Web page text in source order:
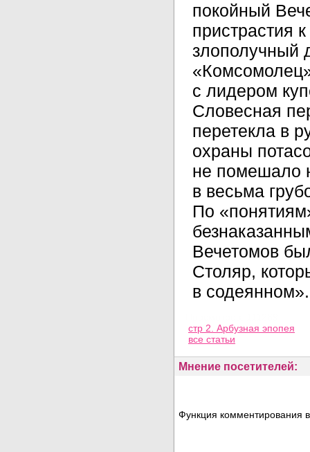
покойный
пристрастия
злополучный
с лидером
Словесная
перетекла в
охраны
не помешало
в весьма
По
Вечетомов
Столяр,
в содеянном».
стр 2. Арбузная эпопея
все статьи
Мнение посетителей:
Функция комментирования